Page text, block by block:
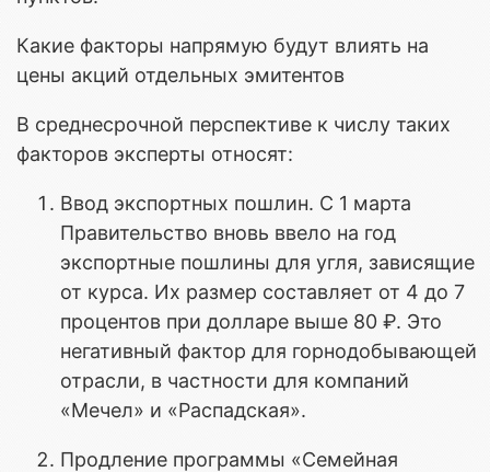
Какие факторы напрямую будут влиять на
цены акций отдельных эмитентов
В среднесрочной перспективе к числу таких
факторов эксперты относят:
Ввод экспортных пошлин. С 1 марта
Правительство вновь ввело на год
экспортные пошлины для угля, зависящие
от курса. Их размер составляет от 4 до 7
процентов при долларе выше 80 ₽. Это
негативный фактор для горнодобывающей
отрасли, в частности для компаний
«Мечел» и «Распадская».
Продление программы «Семейная